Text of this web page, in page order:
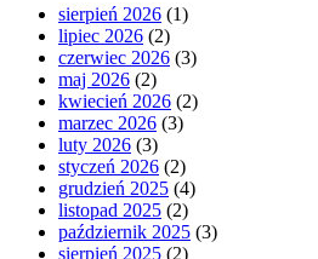
sierpień 2026 (1)
lipiec 2026 (2)
czerwiec 2026 (3)
maj 2026 (2)
kwiecień 2026 (2)
marzec 2026 (3)
luty 2026 (3)
styczeń 2026 (2)
grudzień 2025 (4)
listopad 2025 (2)
październik 2025 (3)
sierpień 2025 (2)